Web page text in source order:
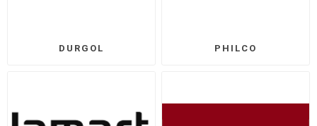
DURGOL PHILCO